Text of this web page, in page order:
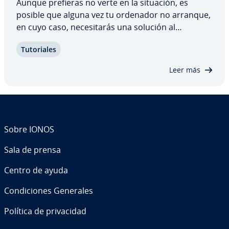
Aunque prefieras no verte en la situación, es
posible que alguna vez tu ordenador no arranque,
en cuyo caso, ne­ce­si­ta­rás una solución al
mostramos las causas más comunes de que un
Tu­to­ria­les
Leer más
Sobre IONOS
Sala de prensa
Centro de ayuda
Co­n­di­cio­nes Generales
Política de pri­va­ci­dad